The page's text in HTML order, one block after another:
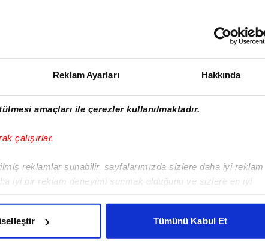
Reklam Ayarları Hakkında
amaçları ile çerezler kullanılmaktadır.
çalışırlar.
reklamlar sunabilir, sayfalarımızda sizlere daha iyi reklam
iyi bir reklam deneyimi sunmak olduğunu ve sizlere en iyi
kullanıcılara hedefli reklamlar gösterilmeyecektir."
Tümünü Kabul Et
rakibimize
dönüşebilirdi.
İlk 70 dakikalık
oluşumuz